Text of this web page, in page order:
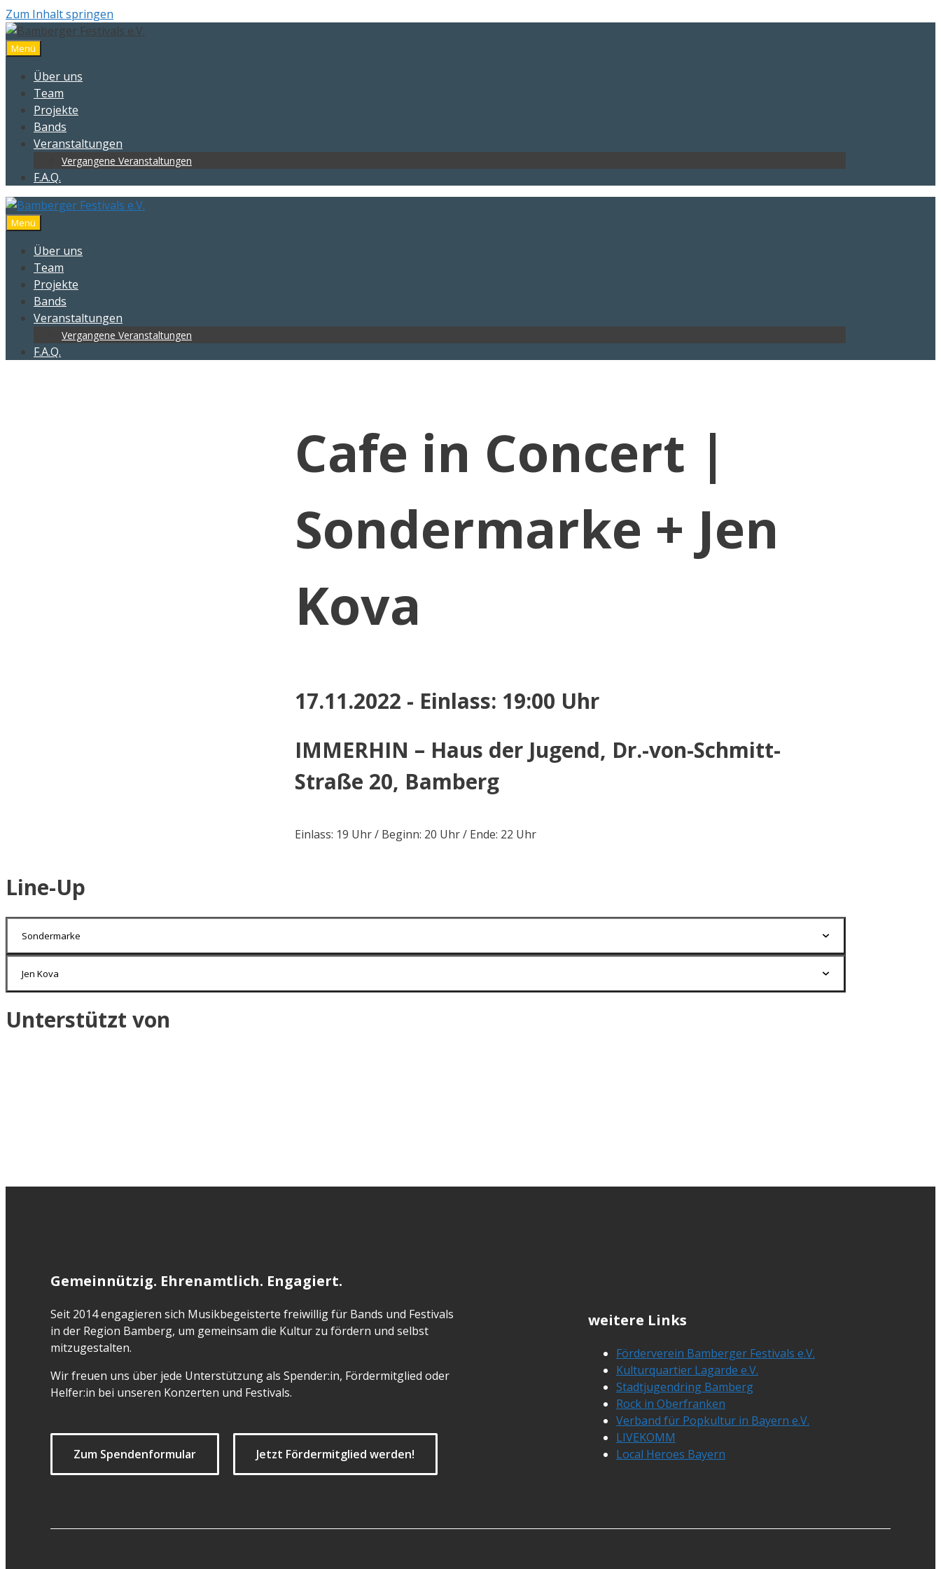
Zum Inhalt springen
Menü
Über uns
Team
Projekte
Bands
Veranstaltungen
Vergangene Veranstaltungen
F.A.Q.
Menü
Über uns
Team
Projekte
Bands
Veranstaltungen
Vergangene Veranstaltungen
F.A.Q.
Cafe in Concert |
Sondermarke + Jen
Kova
17.11.2022 - Einlass: 19:00 Uhr
IMMERHIN – Haus der Jugend, Dr.-von-Schmitt-
Straße 20, Bamberg
Einlass: 19 Uhr / Beginn: 20 Uhr / Ende: 22 Uhr
Line-Up
Sondermarke
Jen Kova
Unterstützt von
Gemeinnützig. Ehrenamtlich. Engagiert.
Seit 2014 engagieren sich Musikbegeisterte freiwillig für Bands und Festivals
in der Region Bamberg, um gemeinsam die Kultur zu fördern und selbst
mitzugestalten.
Wir freuen uns über jede Unterstützung als Spender:in, Fördermitglied oder
Helfer:in bei unseren Konzerten und Festivals.
Zum Spendenformular Jetzt Fördermitglied werden!
weitere Links
Förderverein Bamberger Festivals e.V.
Kulturquartier Lagarde e.V.
Stadtjugendring Bamberg
Rock in Oberfranken
Verband für Popkultur in Bayern e.V.
LIVEKOMM
Local Heroes Bayern